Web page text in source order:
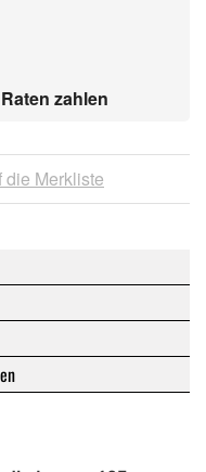
zahlen
die Merkliste